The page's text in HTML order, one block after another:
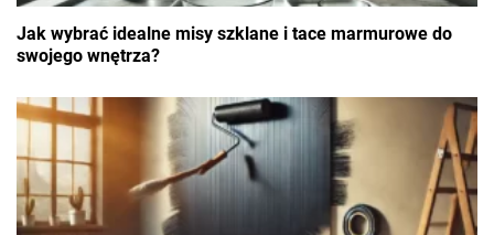
Jak wybrać idealne misy szklane i tace marmurowe do
swojego wnętrza?